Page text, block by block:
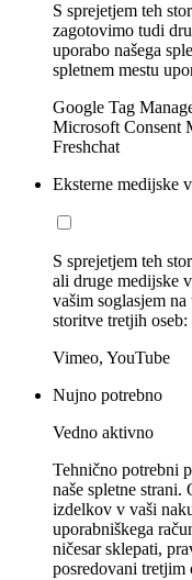
S sprejetjem teh
zagotovimo tudi
uporabo našega
spletnem mestu
Google Tag
Microsoft Consent
Freshchat
Eksterne medijske
S sprejetjem teh
ali druge medijske
vašim soglasjem
storitve tretjih oseb:
Vimeo, YouTube
Nujno potrebno
Vedno aktivno
Tehnično potrebni
naše spletne
izdelkov v vaši
uporabniškega
ničesar sklepati,
posredovani tretjim